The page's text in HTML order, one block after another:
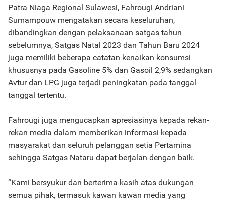
Patra Niaga Regional Sulawesi, Fahrougi Andriani
Sumampouw mengatakan secara keseluruhan,
dibandingkan dengan pelaksanaan satgas tahun
sebelumnya, Satgas Natal 2023 dan Tahun Baru 2024
juga memiliki beberapa catatan kenaikan konsumsi
khususnya pada Gasoline 5% dan Gasoil 2,9% sedangkan
Avtur dan LPG juga terjadi peningkatan pada tanggal
tanggal tertentu.
Fahrougi juga mengucapkan apresiasinya kepada rekan-
rekan media dalam memberikan informasi kepada
masyarakat dan seluruh pelanggan setia Pertamina
sehingga Satgas Nataru dapat berjalan dengan baik.
“Kami bersyukur dan berterima kasih atas dukungan
semua pihak, termasuk kawan kawan media yang